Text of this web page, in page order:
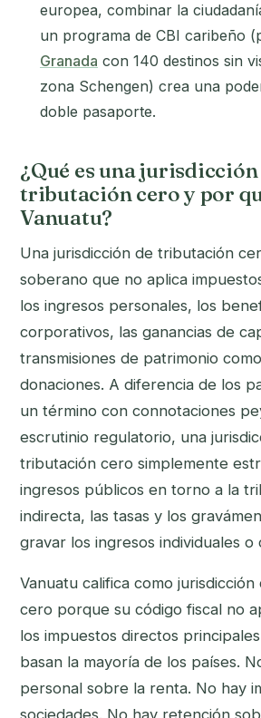
europea, combinar la
un programa de CBI caribeño
Granada con 140 destinos sin
zona Schengen) crea una
doble pasaporte.
¿Qué es una jurisdicción
tributación cero y por
Vanuatu?
Una jurisdicción de tributación
soberano que no aplica
los ingresos personales, los
corporativos, las ganancias de
transmisiones de patrimonio
donaciones. A diferencia de los
un término con connotaciones
escrutinio regulatorio, una
tributación cero simplemente
ingresos públicos en torno a la
indirecta, las tasas y los
gravar los ingresos individuales o
Vanuatu califica como
cero porque su código fiscal no
los impuestos directos
basan la mayoría de los países.
personal sobre la renta. No hay
sociedades. No hay retención